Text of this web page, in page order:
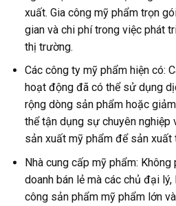
xuất. Gia công mỹ phẩm trọn
gian và chi phí trong việc phát
thị trường.
Các công ty mỹ phẩm hiện có:
hoạt động đã có thể sử dụng
rộng dòng sản phẩm hoặc
thể tận dụng sự chuyên nghiệp
sản xuất mỹ phẩm để sản xuất
Nhà cung cấp mỹ phẩm: Không
doanh bán lẻ mà các chủ đại
công sản phẩm mỹ phẩm lớn